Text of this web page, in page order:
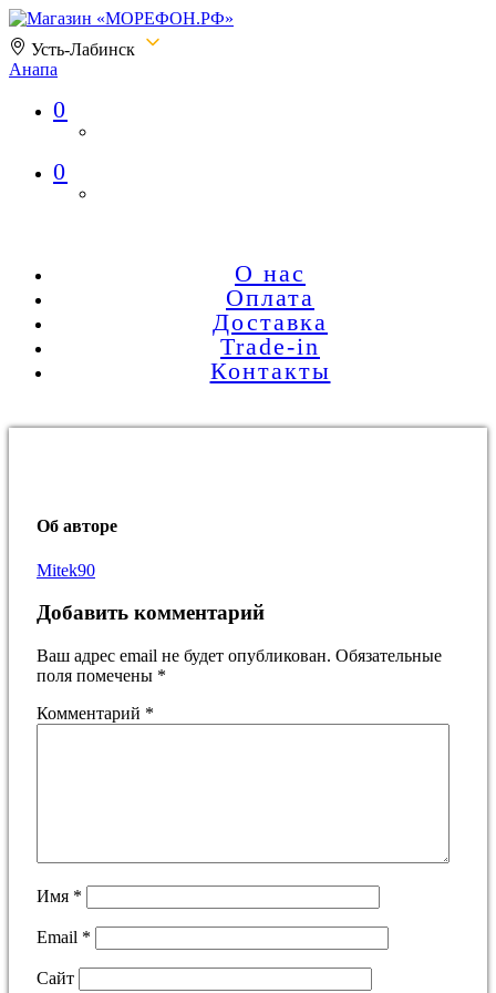
Усть-Лабинск
Анапа
Магазин «МОРЕФОН.РФ»
0
0
О нас
Оплата
Доставка
Trade-in
Контакты
Об авторе
Mitek90
Добавить комментарий
Ваш адрес email не будет опубликован. Обязательные
поля помечены *
Комментарий *
Имя *
Email *
Сайт